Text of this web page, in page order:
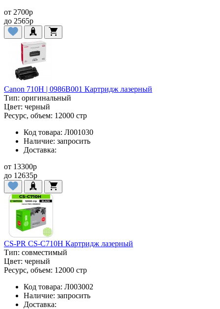
от 2700p
до 2565p
Canon 710H | 0986B001 Картридж лазерный
Тип: оригинальный
Цвет: черный
Ресурс, объем: 12000 стр
Код товара: Л001030
Наличие: запросить
Доставка:
от 13300p
до 12635p
CS-PR CS-C710H Картридж лазерный
Тип: совместимый
Цвет: черный
Ресурс, объем: 12000 стр
Код товара: Л003002
Наличие: запросить
Доставка: